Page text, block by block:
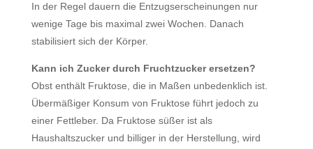
In der Regel dauern die Entzugserscheinungen nur
wenige Tage bis maximal zwei Wochen. Danach
stabilisiert sich der Körper.
Kann ich Zucker durch Fruchtzucker ersetzen?
Obst enthält Fruktose, die in Maßen unbedenklich ist.
Übermäßiger Konsum von Fruktose führt jedoch zu
einer Fettleber. Da Fruktose süßer ist als
Haushaltszucker und billiger in der Herstellung, wird